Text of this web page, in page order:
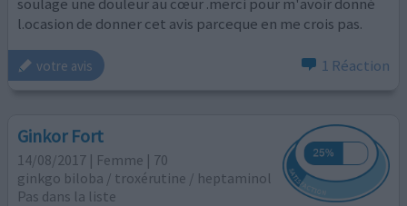
l.ocasion de donner cet avis parceque en me crois pas.
votre avis 1 Réaction
Ginkor Fort
14/08/2017 | Femme | 70
ginkgo biloba / troxérutine / heptaminol
Pas dans la liste